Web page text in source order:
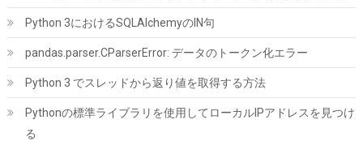
玄人志向 電源ユニット 850W ATX 電源 80 PLUS ゴールド PC電源
(54217) GBP 48.49
ちら)
Python 3におけるSQLAlchemyのIN句
pandas.parser.CParserError: データのトークン化エラー
Python 3 でスレッドから返り値を取得する方法
Pythonの標準ライブラリを使用してローカルIPアドレスを見つけ
る